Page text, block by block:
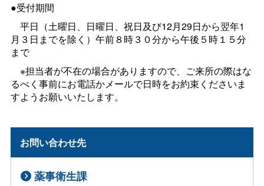
●受付期間
平日（土曜日、日曜日、祝日及び12月29日から翌年1
月３日までを除く）午前８時３０分から午後５時１５分
まで
※担当者が不在の場合がありますので、ご来所の際はな
るべく事前にお電話かメールで日時をお約束くださいま
すようお願いいたします。
お問い合わせ先
薬事衛生課